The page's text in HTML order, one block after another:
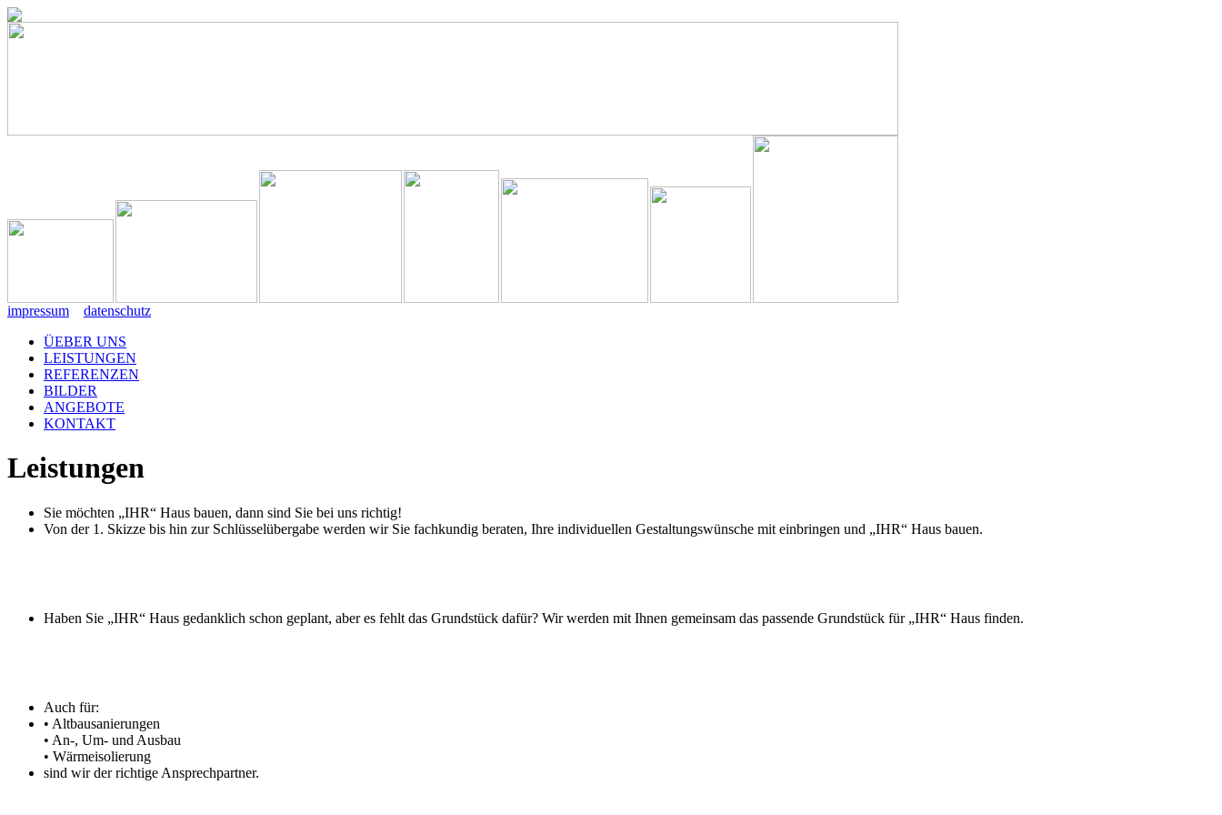
impressum
datenschutz
ÜEBER UNS
LEISTUNGEN
REFERENZEN
BILDER
ANGEBOTE
KONTAKT
Leistungen
Sie möchten „IHR“ Haus bauen, dann sind Sie bei uns richtig!
Von der 1. Skizze bis hin zur Schlüsselübergabe werden wir Sie fachkundig beraten, Ihre individuellen Gestaltungswünsche mit einbringen und „IHR“ Haus bauen.
Haben Sie „IHR“ Haus gedanklich schon geplant, aber es fehlt das Grundstück dafür? Wir werden mit Ihnen gemeinsam das passende Grundstück für „IHR“ Haus finden.
Auch für:
• Altbausanierungen
• An-, Um- und Ausbau
• Wärmeisolierung
sind wir der richtige Ansprechpartner.